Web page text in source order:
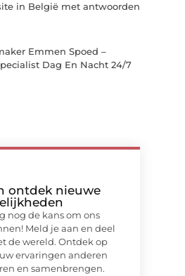
in België met antwoorden
Emmen Spoed –
Dag En Nacht 24/7
ontdek nieuwe
nog de kans om ons
Meld je aan en deel
de wereld. Ontdek op
ervaringen anderen
en samenbrengen.